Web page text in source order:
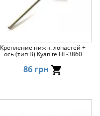
Крепление нижн. лопастей +
ось (тип B) Kyanite HL-3860
86 грн